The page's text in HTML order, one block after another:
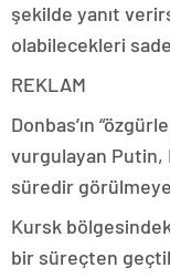
şekilde yanıt
olabilecekleri
REKLAM
Donbas’ın
vurgulayan Putin,
süredir
Kursk
bir süreçten